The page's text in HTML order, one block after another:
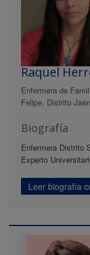
Raquel
Enfermera de
Felipe. Distrito
Biografía
Enfermera Distrito
Experto
Leer biografía